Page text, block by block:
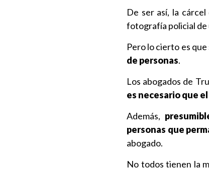
De ser así, la
fotografía policial de
Pero lo cierto es que
de personas.
Los abogados de
es necesario que
Además,
personas que
abogado.
No todos tienen la